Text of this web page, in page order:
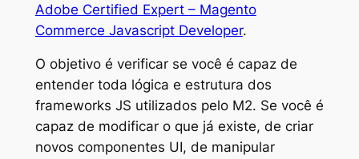
Adobe Certified Expert – Magento
Commerce Javascript Developer.
O objetivo é verificar se você é capaz de
entender toda lógica e estrutura dos
frameworks JS utilizados pelo M2. Se você é
capaz de modificar o que já existe, de criar
novos componentes UI, de manipular